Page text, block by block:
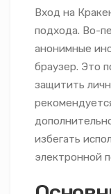
Вход на
подхода. Во-
анонимные
браузер. Это
защитить
избегать
электронной